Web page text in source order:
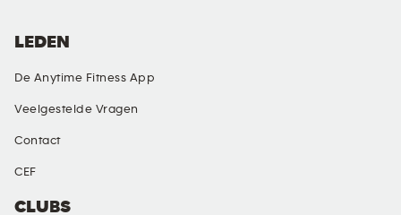
CLUBS
LEDEN
De Anytime Fitness App
Veelgestelde Vragen
Contact
CEF